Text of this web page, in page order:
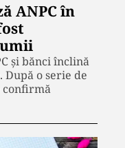
ANPC în
și bănci înclină
o serie de